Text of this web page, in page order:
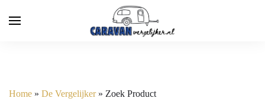
Home » De Vergelijker» Zoek Product